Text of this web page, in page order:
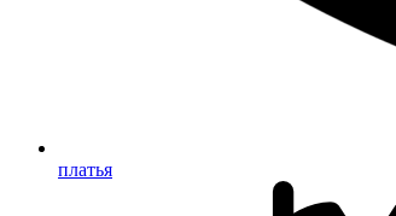
платья